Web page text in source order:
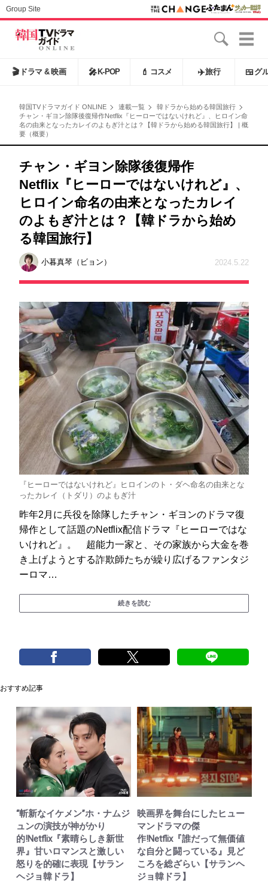
Group Site
🎬 ドラマ & 映画 🎤 K-POP 💄 コスメ ✈️旅行 🍱 グ
韓国TVドラマガイド ONLINE 連載一覧
韓ドラから始める韓国旅行
チャン・ギヨン除隊後復帰作Netflix『ヒーローではないけれど』、ヒロイン命
名の由来となったカレイのよもぎ汁とは？【韓ドラから始める韓国旅行】 | 概
要（概要）
チャン・ギヨン除隊後復帰作
Netflix『ヒーローではないけれど』、
ヒロイン命名の由来となったカレイ
のよもぎ汁とは？【韓ドラから始め
る韓国旅行】
小暮真琴（ビョン） 2024.5.22
『ヒーローではないけれど』ヒロインのト・ダヘ命名の由来とな
ったカレイ（トダリ）のよもぎ汁
昨年2月に兵役を除隊したチャン・ギヨンのドラマ復
帰作として話題のNetflix配信ドラマ『ヒーローではな
いけれど』。 超能力一家と、その家族から大金を巻
き上げようとする詐欺師たちが繰り広げるファンタジ
ーロマ…
続きを読む
おすすめ記事
“斬新なイケメン”ホ・ナムジ
ュンの演技が神がかり
的!Netflix『素晴らしき新世
界』甘いロマンスと激しい
怒りを的確に表現【サラン
ヘジョ韓ドラ】
映画界を舞台にしたヒュー
マンドラマの傑
作!Netflix『誰だって無価値
な自分と闘っている』見ど
ころを総ざらい【サランヘ
ジョ韓ドラ】